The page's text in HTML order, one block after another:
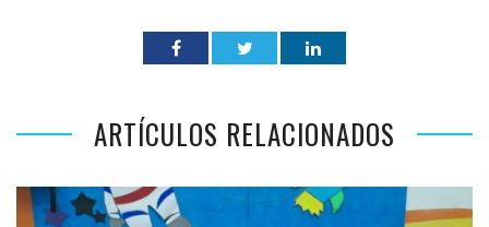
ARTÍCULOS RELACIONADOS